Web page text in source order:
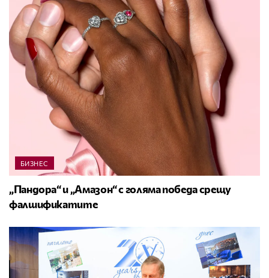
БИЗНЕС
„Пандора“ и „Амазон“ с голяма победа срещу
фалшификатите